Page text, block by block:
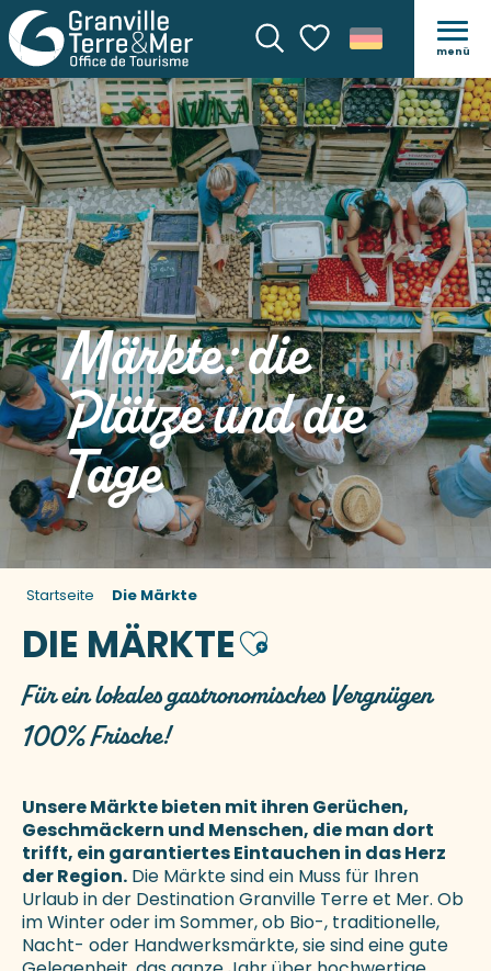
SucheVoir les favoris
menü
Märkte: die
Plätze und die
Tage
Startseite Die Märkte
DIE MÄRKTE Ajouter aux favoris
Für ein lokales gastronomisches Vergnügen
100% Frische!
Unsere Märkte bieten mit ihren Gerüchen,
Geschmäckern und Menschen, die man dort
trifft, ein garantiertes Eintauchen in das Herz
der Region. Die Märkte sind ein Muss für Ihren
Urlaub in der Destination Granville Terre et Mer. Ob
im Winter oder im Sommer, ob Bio-, traditionelle,
Nacht- oder Handwerksmärkte, sie sind eine gute